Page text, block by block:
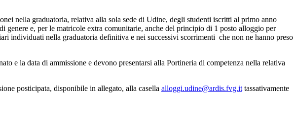
nella graduatoria, relativa alla sola sede di Udine, degli studenti iscritti al primo anno
e, per le matricole extra comunitarie, anche del principio di 1 posto alloggio per
individuati nella graduatoria definitiva e nei successivi scorrimenti che non ne hanno preso
e la data di ammissione e devono presentarsi alla Portineria di competenza nella relativa
posticipata, disponibile in allegato, alla casella alloggi.udine@ardis.fvg.it tassativamente